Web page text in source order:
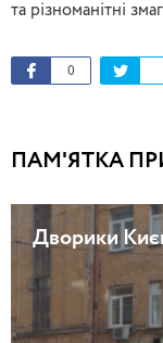
та різноманітні
0
ПАМ'ЯТКА
Дворики